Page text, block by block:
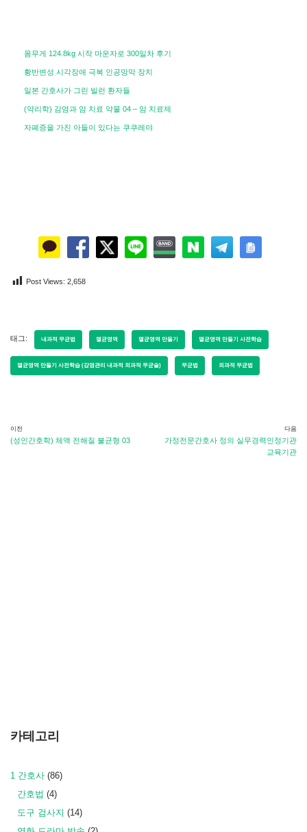
몸무게 124.8kg 시작 마운자로 300일차 후기
황반변성 시각장애 극복 인공망막 장치
일본 간호사가 그린 빌런 환자들
(약리학) 감염과 암 치료 약물 04 – 암 치료제
자폐증을 가진 아들이 있다는 쿠쿠레야
Post Views: 2,658
태그: 내과적 무균법 멸균영역 멸균영역 만들기 멸균영역 만들기 사전학습
멸균영역 만들기 사전학습 (감염관리 내과적 외과적 무균술) 무균법 외과적 무균법
이전
(성인간호학) 체액 전해질 불균형 03
다음
가정전문간호사 정의 실무경력인정기관
교육기관
카테고리
1 간호사 (86)
간호법 (4)
도구 검사지 (14)